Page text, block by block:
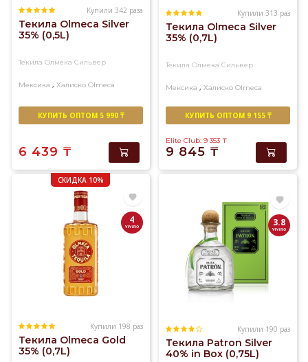
Купили 342 раза
Текила Olmeca Silver
35% (0,5L)
Текила Олмека Сильвер
Мексика , Халиско Olmeca
КУПИТЬ ОПТОМ 5 990 ₸
6 439 ₸
Купили 313 раз
Текила Olmeca Silver
35% (0,7L)
Текила Олмека Сильвер
Мексика , Халиско Olmeca
КУПИТЬ ОПТОМ 9 155 ₸
Elite Club: 9 353 ₸
9 845 ₸
СКИДКА 10%
4
Купили 198 раз
Текила Olmeca Gold
35% (0,7L)
3.8
Купили 190 раз
Текила Patron Silver
40% in Box (0,75L)